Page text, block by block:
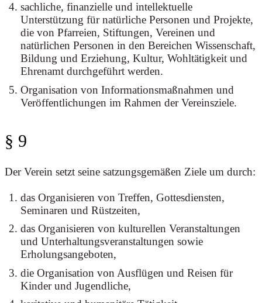
sachliche, finanzielle und intellektuelle
Unterstützung für natürliche Personen und Projekte,
die von Pfarreien, Stiftungen, Vereinen und
natürlichen Personen in den Bereichen Wissenschaft,
Bildung und Erziehung, Kultur, Wohltätigkeit und
Ehrenamt durchgeführt werden.
Organisation von Informationsmaßnahmen und
Veröffentlichungen im Rahmen der Vereinsziele.
§ 9
Der Verein setzt seine satzungsgemäßen Ziele um durch:
das Organisieren von Treffen, Gottesdiensten,
Seminaren und Rüstzeiten,
das Organisieren von kulturellen Veranstaltungen
und Unterhaltungsveranstaltungen sowie
Erholungsangeboten,
die Organisation von Ausflügen und Reisen für
Kinder und Jugendliche,